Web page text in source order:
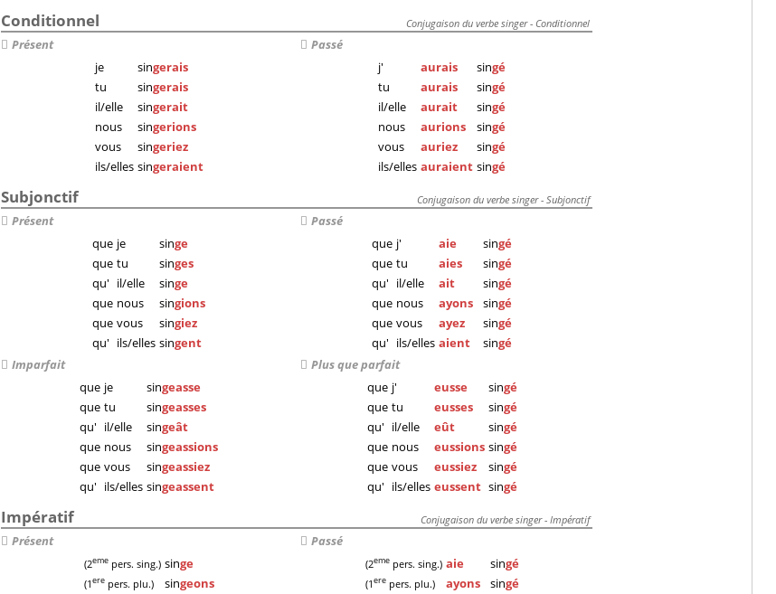
Conjugaison du verbe singer - Conditionnel
Conditionnel
Présent
je
singerais
tu
singerais
il/elle
singerait
nous
singerions
vous
singeriez
ils/elles singeraient
Passé
j'
aurais singé
tu
aurais singé
il/elle
aurait singé
nous
aurions singé
vous
auriez singé
ils/elles auraient singé
Conjugaison du verbe singer - Subjonctif
Subjonctif
Présent
que je singe
que tu singes
qu' il/elle singe
que nous singions
que vous singiez
qu' ils/elles singent
Passé
que j' aie singé
que tu aies singé
qu' il/elle ait singé
que nous ayons singé
que vous ayez singé
qu' ils/elles aient singé
Imparfait
que je singeasse
que tu singeasses
qu' il/elle singeât
que nous singeassions
que vous singeassiez
qu' ils/elles singeassent
Plus que parfait
que j' eusse singé
que tu eusses singé
qu' il/elle eût singé
que nous eussions singé
que vous eussiez singé
qu' ils/elles eussent singé
Conjugaison du verbe singer - Impératif
Impératif
Présent
(2emepers. sing.) singe
(1erepers. plu.) singeons
Passé
(2emepers. sing.) aie singé
(1erepers. plu.) ayons singé